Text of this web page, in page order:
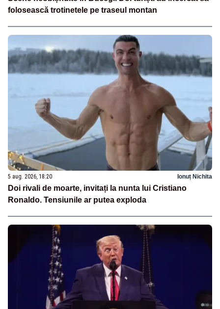
folosească trotinetele pe traseul montan
5 aug. 2026, 18:20 Ionuț Nichita
Doi rivali de moarte, invitați la nunta lui Cristiano
Ronaldo. Tensiunile ar putea exploda